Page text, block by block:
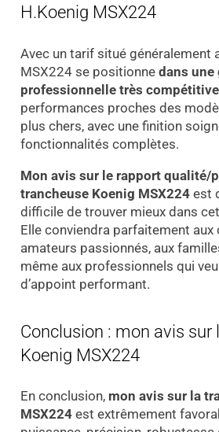
H.Koenig MSX224
Avec un tarif situé généralement
MSX224 se positionne dans une
professionnelle très compétitive
performances proches des
plus chers, avec une finition
fonctionnalités complètes.
Mon avis sur le rapport qualité/
trancheuse Koenig MSX224est
difficile de trouver mieux dans
Elle conviendra parfaitement aux
amateurs passionnés, aux
même aux professionnels qui
d’appoint performant.
Conclusion : mon avis sur
Koenig MSX224
En conclusion, mon avis sur la
MSX224est extrêmement